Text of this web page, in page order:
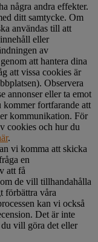
några andra effekter.
ditt samtycke. Om
användas till att
eller
av
att hantera dina
att vissa cookies är
Observera
annonser eller ta emot
fortfarande att
kommunikation. För
cookies och hur du
.
vi komma att skicka
en
att få
de vill tillhandahålla
förbättra våra
kan vi också
Det är inte
vill göra det eller